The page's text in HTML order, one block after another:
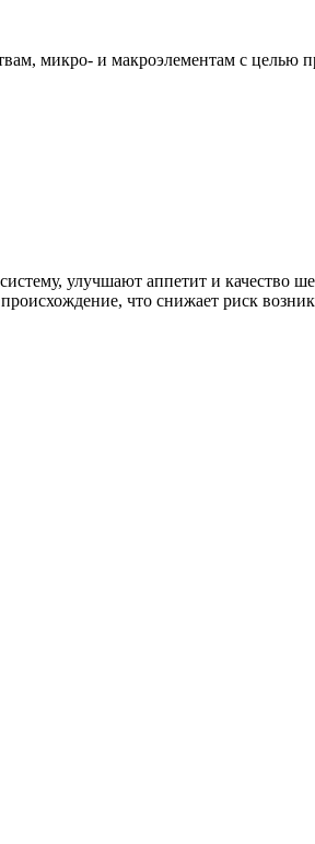
микро- и макроэлементам с целью
улучшают аппетит и качество
что снижает риск